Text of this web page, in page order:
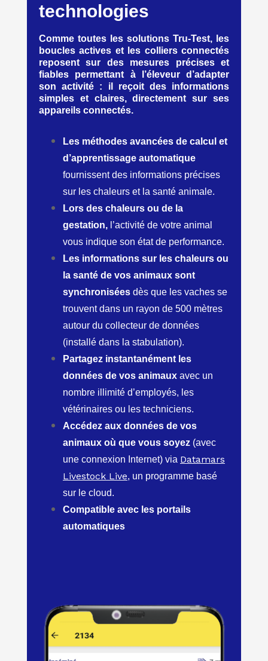
technologies
Comme toutes les solutions Tru-Test, les
boucles actives et les colliers connectés
reposent sur des mesures précises et
fiables permettant à l’éleveur d’adapter
son activité : il reçoit des informations
simples et claires, directement sur ses
appareils connectés.
Les méthodes avancées de calcul et
d’apprentissage automatique
fournissent des informations précises
sur les chaleurs et la santé animale.
Lors des chaleurs ou de la
gestation, l’activité de votre animal
vous indique son état de performance.
Les informations sur les chaleurs ou
la santé de vos animaux sont
synchronisées dès que les vaches se
trouvent dans un rayon de 500 mètres
autour du collecteur de données
(installé dans la stabulation).
Partagez instantanément les
données de vos animaux avec un
nombre illimité d’employés, les
vétérinaires ou les techniciens.
Accédez aux données de vos
animaux où que vous soyez (avec
une connexion Internet) via Datamars
Livestock Live, un programme basé
sur le cloud.
Compatible avec les portails
automatiques